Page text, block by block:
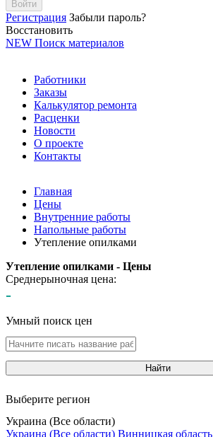
Войти
Регистрация Забыли пароль?
Восстановить
NEW Поиск материалов
Работники
Заказы
Калькулятор ремонта
Расценки
Новости
О проекте
Контакты
Главная
Цены
Внутренние работы
Напольные работы
Утепление опилками
Утепление опилками - Цены
Среднерыночная цена:
-
Умный поиск цен
Найти
Выберите регион
Украина (Все области)
Украина (Все области) Винницкая область